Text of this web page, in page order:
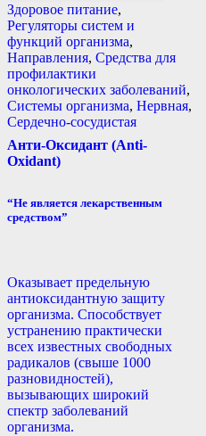
Здоровое питание,
Регуляторы систем и
функций организма,
Направления, Средства для
профилактики
онкологических заболеваний,
Системы организма, Нервная,
Сердечно-сосудистая
Анти-Оксидант (Anti-
Oxidant)
“Не является лекарственным
средством”
Оказывает предельную
антиоксидантную защиту
организма. Способствует
устранению практически
всех известных свободных
радикалов (свыше 1000
разновидностей),
вызывающих широкий
спектр заболеваний
организма.